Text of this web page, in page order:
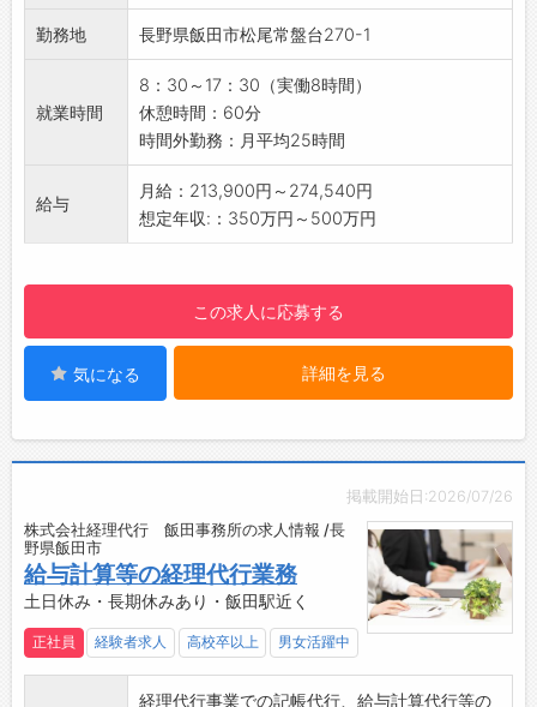
お気軽にご連絡ください。
【職場】
・6名体制
・性別問わず活躍しています。
【会社設備】
・無料駐車場完備
・更衣室、個人ロッカー
・休憩室、レンジ
・自販機
【貸与品】
【環境への取り組み】
い釣り環境を残していく為、水辺の清掃など
様々な取り組みを積極的に活動しています。
より自然環境にやさしい、環境負荷のすくな
い商品を製造、開発していきたいと思いま
す。 釣りの楽しさを知ってもらうために『釣
り教室』を地元の小学生向けに開催し、釣りの
楽しさを伝えています。
【会社の特徴】
㈱天龍は、釣竿「ＴＥＮＲＹＵ」を手掛ける
釣竿メーカーです。
※社用車での移動があります。
※変更の範囲：会社の定める業務
・環境調査（大気、騒音振動、ダイオキシン、
アスベスト等）
・環境分析（水質、土壌、低質、排水、農薬、
ごみ質、放射能等）
・衛生検査（検便、検尿、食品細菌検査、ＰＣ
・「法令」で義務付けられた「環境」に関する
調査・分析業務を行っており、顧客の業種も限
定されないため安定した業界です！
またSDGｓなど環境への意識が高まってお
担っていくことが想定されます。
・新しいことを積極的に取り入れ変化していこ
長してまいりました。
裁量を持って働くことができ、9割が中途社
員なので馴染みやすい環境です！
・20代後半で部署リーダー、30代半ばで部長
になる社員もおり、適性と業務への姿勢等を重
視した評価を行っております。
勤務地 長野県飯田市松尾常盤台270-1
就業時間
8：30～17：30（実働8時間）
休憩時間：60分
時間外勤務：月平均25時間
給与
月給：213,900円～274,540円
想定年収:：350万円～500万円
この求人に応募する
気になる 詳細を見る
掲載開始日:2026/07/26
株式会社経理代行 飯田事務所の求人情報 /長
野県飯田市
給与計算等の経理代行業務
土日休み・長期休みあり・飯田駅近く
正社員 経験者求人 高校卒以上 男女活躍中
経理代行事業での記帳代行、給与計算代行等の